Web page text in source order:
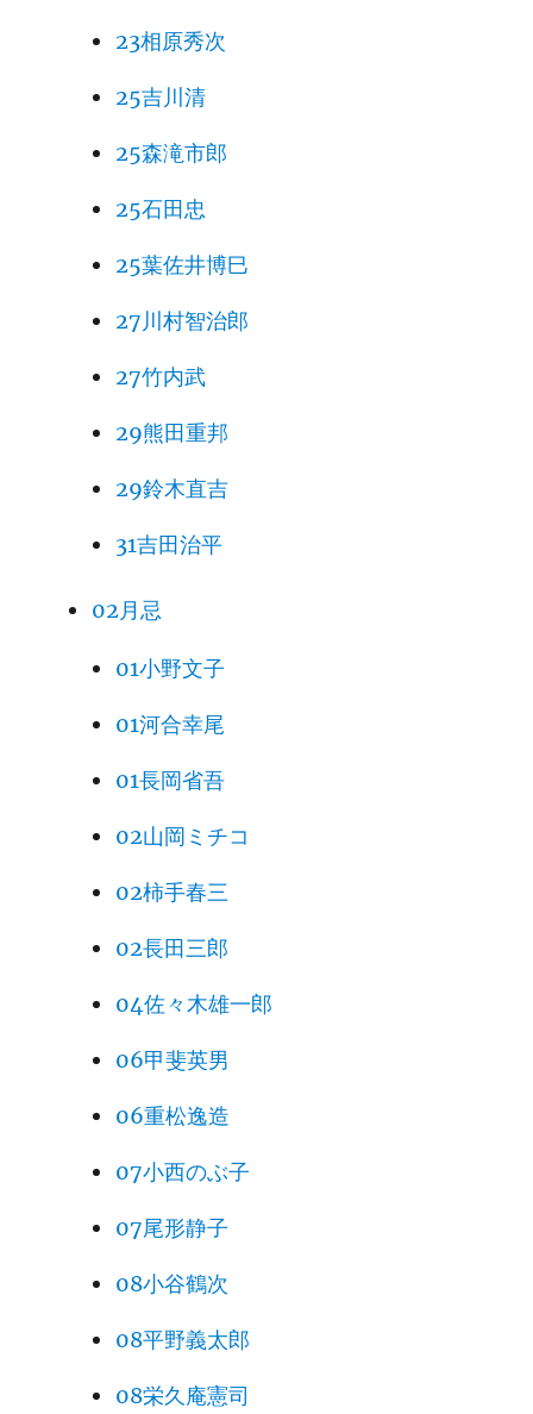
23相原秀次
25吉川清
25森滝市郎
25石田忠
25葉佐井博巳
27川村智治郎
27竹内武
29熊田重邦
29鈴木直吉
31吉田治平
02月忌
01小野文子
01河合幸尾
01長岡省吾
02山岡ミチコ
02柿手春三
02長田三郎
04佐々木雄一郎
06甲斐英男
06重松逸造
07小西のぶ子
07尾形静子
08小谷鶴次
08平野義太郎
08栄久庵憲司